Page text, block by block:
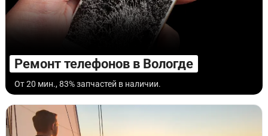
Ремонт телефонов в Вологде
От 20 мин., 83% запчастей в наличии.